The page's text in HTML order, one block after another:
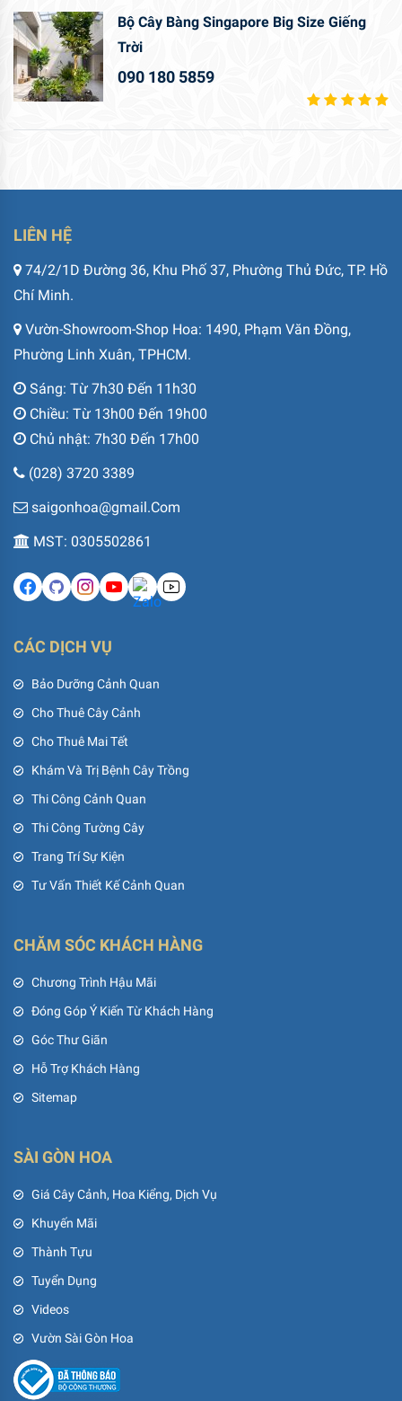
Bộ Cây Bàng Singapore Big Size Giếng
Trời
090 180 5859
LIÊN HỆ
74/2/1D Đường 36, Khu Phố 37, Phường Thủ Đức, TP. Hồ
Chí Minh.
Vườn-Showroom-Shop Hoa: 1490, Phạm Văn Đồng,
Phường Linh Xuân, TPHCM.
Sáng: Từ 7h30 Đến 11h30
Chiều: Từ 13h00 Đến 19h00
Chủ nhật: 7h30 Đến 17h00
(028) 3720 3389
saigonhoa@gmail.Com
MST: 0305502861
CÁC DỊCH VỤ
Bảo Dưỡng Cảnh Quan
Cho Thuê Cây Cảnh
Cho Thuê Mai Tết
Khám Và Trị Bệnh Cây Trồng
Thi Công Cảnh Quan
Thi Công Tường Cây
Trang Trí Sự Kiện
Tư Vấn Thiết Kế Cảnh Quan
CHĂM SÓC KHÁCH HÀNG
Chương Trình Hậu Mãi
Đóng Góp Ý Kiến Từ Khách Hàng
Góc Thư Giãn
Hỗ Trợ Khách Hàng
Sitemap
SÀI GÒN HOA
Giá Cây Cảnh, Hoa Kiểng, Dịch Vụ
Khuyến Mãi
Thành Tựu
Tuyển Dụng
Videos
Vườn Sài Gòn Hoa